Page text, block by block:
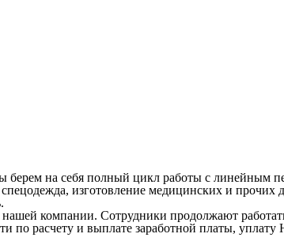
на себя полный цикл работы с линейным
изготовление медицинских и прочих
компании. Сотрудники продолжают
по расчету и выплате заработной платы,